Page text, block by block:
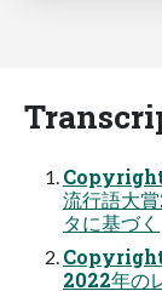
流行語大
タに基づく
2022年の